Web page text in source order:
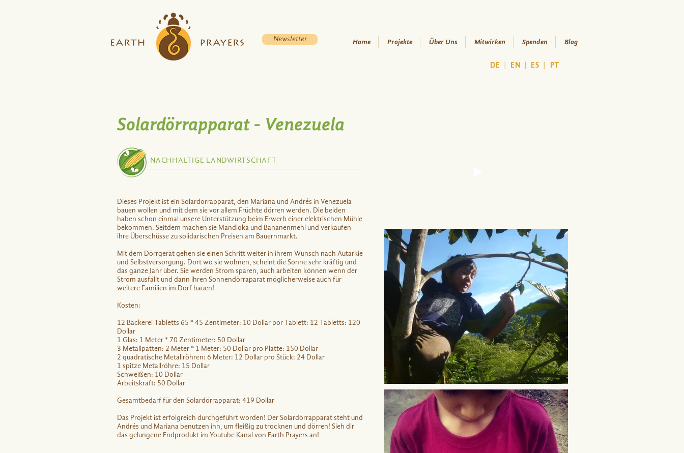
Newsletter Home Projekte Über Uns Mitwirken Spenden Blog
DE | EN | ES | PT
Solardörrapparat - Venezuela
Dieses Projekt ist ein Solardörrapparat, den Mariana und Andrés in Venezuela
bauen wollen und mit dem sie vor allem Früchte dörren werden. Die beiden
haben schon einmal unsere Unterstützung beim Erwerb einer elektrischen Mühle
bekommen. Seitdem machen sie Mandioka und Bananenmehl und verkaufen
ihre Überschüsse zu solidarischen Preisen am Bauernmarkt.
Mit dem Dörrgerät gehen sie einen Schritt weiter in ihrem Wunsch nach Autarkie
und Selbstversorgung. Dort wo sie wohnen, scheint die Sonne sehr kräftig und
das ganze Jahr über. Sie werden Strom sparen, auch arbeiten können wenn der
Strom ausfällt und dann ihren Sonnendörraparat möglicherweise auch für
weitere Familien im Dorf bauen!
Kosten:
12 Bäckerei Tabletts 65 * 45 Zentimeter: 10 Dollar por Tablett: 12 Tabletts: 120
Dollar
1 Glas: 1 Meter * 70 Zentimeter: 50 Dollar
3 Metallpatten: 2 Meter * 1 Meter: 50 Dollar pro Platte: 150 Dollar
2 quadratische Metallröhren: 6 Meter: 12 Dollar pro Stück: 24 Dollar
1 spitze Metallröhre: 15 Dollar
Schweißen: 10 Dollar
Arbeitskraft: 50 Dollar
Gesamtbedarf für den Solardörrapparat: 419 Dollar
Das Projekt ist erfolgreich durchgeführt worden! Der Solardörrapparat steht und
Andrés und Mariana benutzen ihn, um fleißig zu trocknen und dörren! Sieh dir
das gelungene Endprodukt im Youtube Kanal von Earth Prayers an!
NACHHALTIGE LANDWIRTSCHAFT